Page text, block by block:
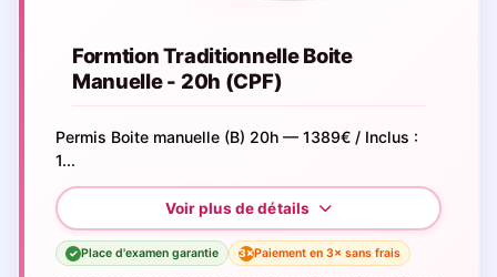
Formtion Traditionnelle Boite
Manuelle - 20h (CPF)
Permis Boite manuelle (B) 20h — 1389€ / Inclus :
1...
✓ Place d'examen garantie 3×Paiement en 3× sans frais